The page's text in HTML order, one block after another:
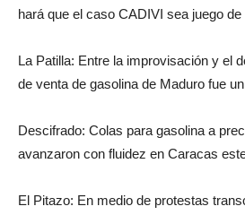
hará que el caso CADIVI sea juego de
La Patilla: Entre la improvisación y el
de venta de gasolina de Maduro fue
Descifrado: Colas para gasolina a
avanzaron con fluidez en Caracas
El Pitazo: En medio de protestas